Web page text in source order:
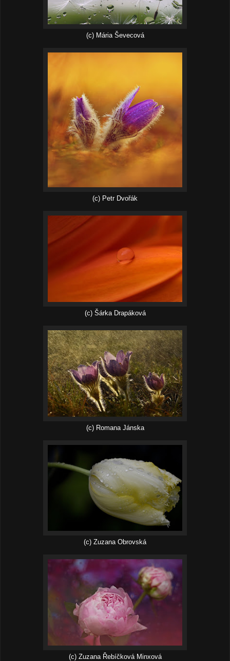
(c) Mária Ševecová
(c) Petr Dvořák‎
(c) Šárka Drapáková
(c) Romana Jánska
(c) Zuzana Obrovská
(c) Zuzana Řebíčková Minxová